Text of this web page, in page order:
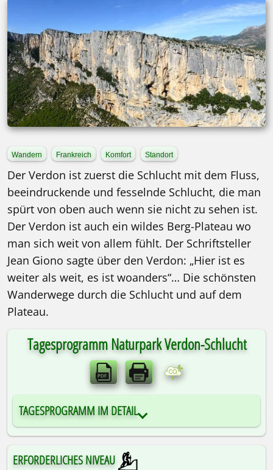
Wanderreise | Ein-Standort | 8 Tage
⌖ France | Haute-
Wandern Frankreich Komfort Standort
Der Verdon ist zuerst die Schlucht mit dem Fluss,
beeindruckende und fesselnde Schlucht, die man
spürt von oben auch wenn sie nicht zu sehen ist.
Der Verdon ist auch ein wildes Berg-Plateau wo
man sich weit von allem fühlt. Der Schriftsteller
Jean Giono sagte über den Verdon: „Hier ist es
weiter als weit, es ist woanders“… Die schönsten
Wanderwege durch die Schlucht und auf dem
Plateau.
Tagesprogramm Naturpark Verdon-Schlucht
TAGESPROGRAMM IM DETAIL
ERFORDERLICHES NIVEAU